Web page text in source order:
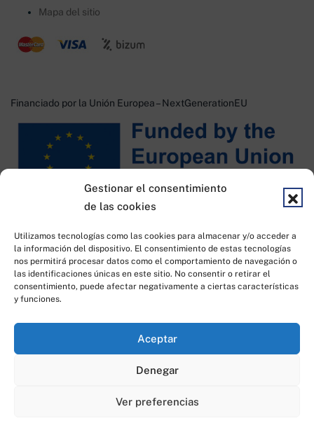
Gestionar el consentimiento
de las cookies
Utilizamos tecnologías como las cookies para almacenar y/o acceder a
la información del dispositivo. El consentimiento de estas tecnologías
nos permitirá procesar datos como el comportamiento de navegación o
las identificaciones únicas en este sitio. No consentir o retirar el
consentimiento, puede afectar negativamente a ciertas características
y funciones.
Aceptar
Denegar
Ver preferencias
Mapa del sitio
Financiado por la Unión Europea – NextGenerationEU
Financiado por KIT DIGITAL
Todos los derechos reservados © 2023